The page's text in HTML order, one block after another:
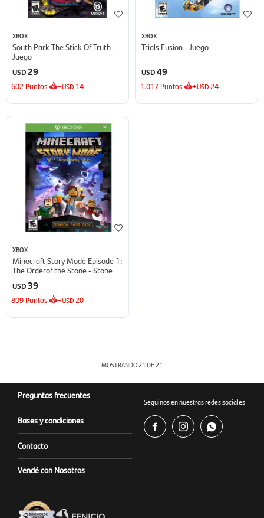
XBOX
South Park The Stick Of Truth -
Juego
USD29
602 Puntos +USD 14
XBOX
Trials Fusion - Juego
USD49
1.017 Puntos +USD24
XBOX
Minecraft Story Mode Episode 1:
The Orderof the Stone - Stone
USD 39
809 Puntos +USD20
MOSTRANDO21 DE21
Preguntas frecuentes
Bases y condiciones
Contacto
Vendé con Nosotros
Seguinos en nuestras redes sociales
  